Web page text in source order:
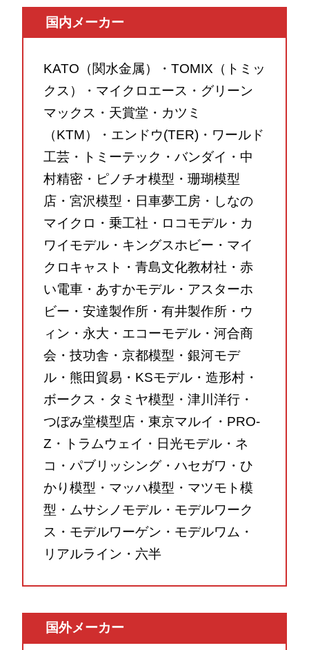
国内メーカー
KATO（関水金属）・TOMIX（トミッ
クス）・マイクロエース・グリーン
マックス・天賞堂・カツミ
（KTM）・エンドウ(TER)・ワールド
工芸・トミーテック・バンダイ・中
村精密・ピノチオ模型・珊瑚模型
店・宮沢模型・日車夢工房・しなの
マイクロ・乗工社・ロコモデル・カ
ワイモデル・キングスホビー・マイ
クロキャスト・青島文化教材社・赤
い電車・あすかモデル・アスターホ
ビー・安達製作所・有井製作所・ウ
ィン・永大・エコーモデル・河合商
会・技功舎・京都模型・銀河モデ
ル・熊田貿易・KSモデル・造形村・
ボークス・タミヤ模型・津川洋行・
つぼみ堂模型店・東京マルイ・PRO-
Z・トラムウェイ・日光モデル・ネ
コ・パブリッシング・ハセガワ・ひ
かり模型・マッハ模型・マツモト模
型・ムサシノモデル・モデルワーク
ス・モデルワーゲン・モデルワム・
リアルライン・六半
国外メーカー